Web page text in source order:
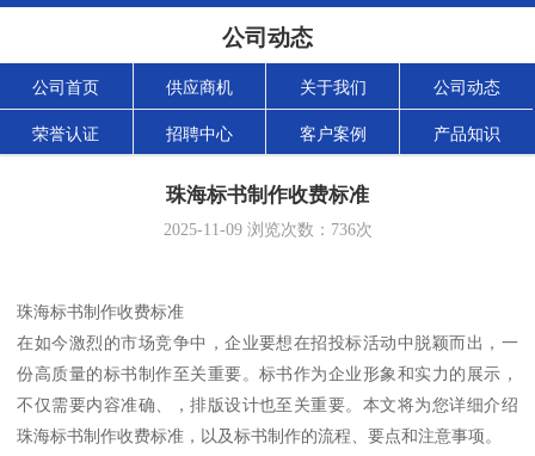
公司动态
公司首页 供应商机 关于我们 公司动态
荣誉认证 招聘中心 客户案例 产品知识
珠海标书制作收费标准
2025-11-09浏览次数： 736次
珠海标书制作收费标准
在如今激烈的市场竞争中，企业要想在招投标活动中脱颖而出，一
份高质量的标书制作至关重要。标书作为企业形象和实力的展示，
不仅需要内容准确、，排版设计也至关重要。本文将为您详细介绍
珠海标书制作收费标准，以及标书制作的流程、要点和注意事项。